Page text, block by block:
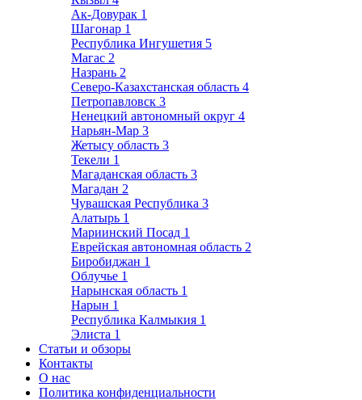
Ак-Довурак 1
Шагонар 1
Республика Ингушетия 5
Магас 2
Назрань 2
Северо-Казахстанская область 4
Петропавловск 3
Ненецкий автономный округ 4
Нарьян-Мар 3
Жетысу область 3
Текели 1
Магаданская область 3
Магадан 2
Чувашская Республика 3
Алатырь 1
Мариинский Посад 1
Еврейская автономная область 2
Биробиджан 1
Облучье 1
Нарынская область 1
Нарын 1
Республика Калмыкия 1
Элиста 1
Статьи и обзоры
Контакты
О нас
Политика конфиденциальности